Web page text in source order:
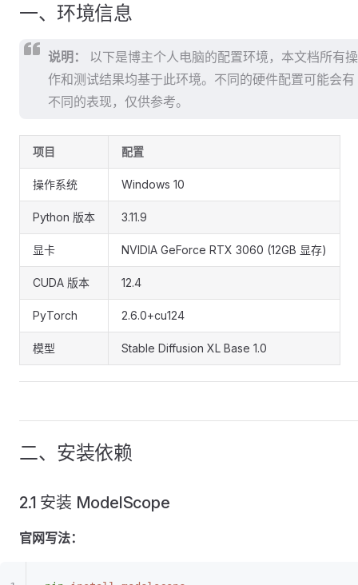
一、环境信息
说明：
以下是博主个人电脑的配置环境，本文档所有操
作和测试结果均基于此环境。不同的硬件配置可能会有
不同的表现，仅供参考。
项目 配置
操作系统 Windows 10
Python 版本 3.11.9
显卡 NVIDIA GeForce RTX 3060 (12GB 显存)
CUDA 版本 12.4
PyTorch 2.6.0+cu124
模型 Stable Diffusion XL Base 1.0
二、安装依赖
2.1 安装 ModelScope
官网写法：